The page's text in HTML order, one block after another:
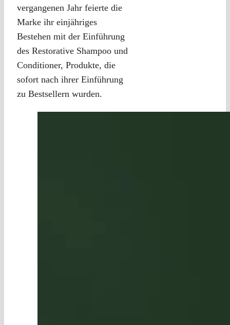
vergangenen Jahr feierte die
Marke ihr einjähriges
Bestehen mit der Einführung
des Restorative Shampoo und
Conditioner, Produkte, die
sofort nach ihrer Einführung
zu Bestsellern wurden.